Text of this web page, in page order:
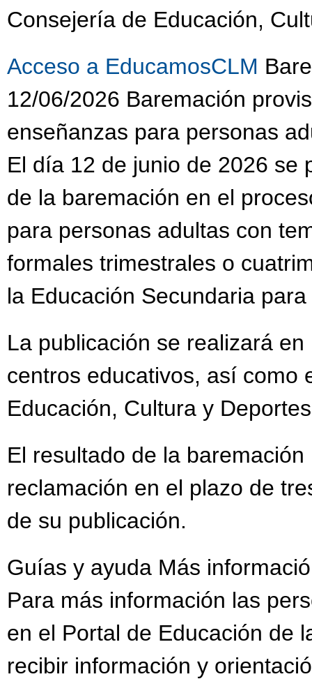
Consejería de Educación,
Acceso a EducamosCLM
12/06/2026 Baremación
enseñanzas para personas
El día 12 de junio de 2026 se
de la baremación en el
para personas adultas con
formales trimestrales o
la Educación Secundaria
La publicación se realizará
centros educativos, así como
Educación, Cultura y
El resultado de la
reclamación en el plazo de
de su publicación.
Guías y ayuda Más
Para más información las
en el Portal de Educación de
recibir información y